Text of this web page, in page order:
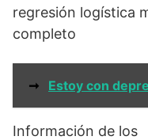
regresión logística
completo
➞ Estoy con
Información de los